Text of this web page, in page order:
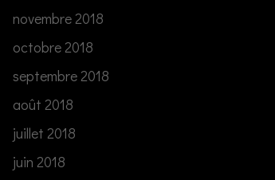
novembre 2018
octobre 2018
septembre 2018
août 2018
juillet 2018
juin 2018